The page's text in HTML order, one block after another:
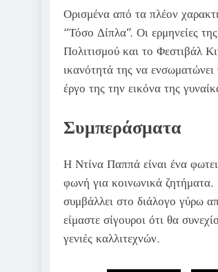
Ορισμένα από τα πλέον
“Τόσο Δίπλα”. Οι ερμηνείες
Πολιτισμού και το Φεστιβάλ
ικανότητά της να
έργο της την εικόνα της
Συμπεράσματα
Η Ντίνα Παππά είναι ένα
φωνή για κοινωνικά ζητήματα.
συμβάλλει στο διάλογο γύρω
είμαστε σίγουροι ότι θα
γενιές καλλιτεχνών.